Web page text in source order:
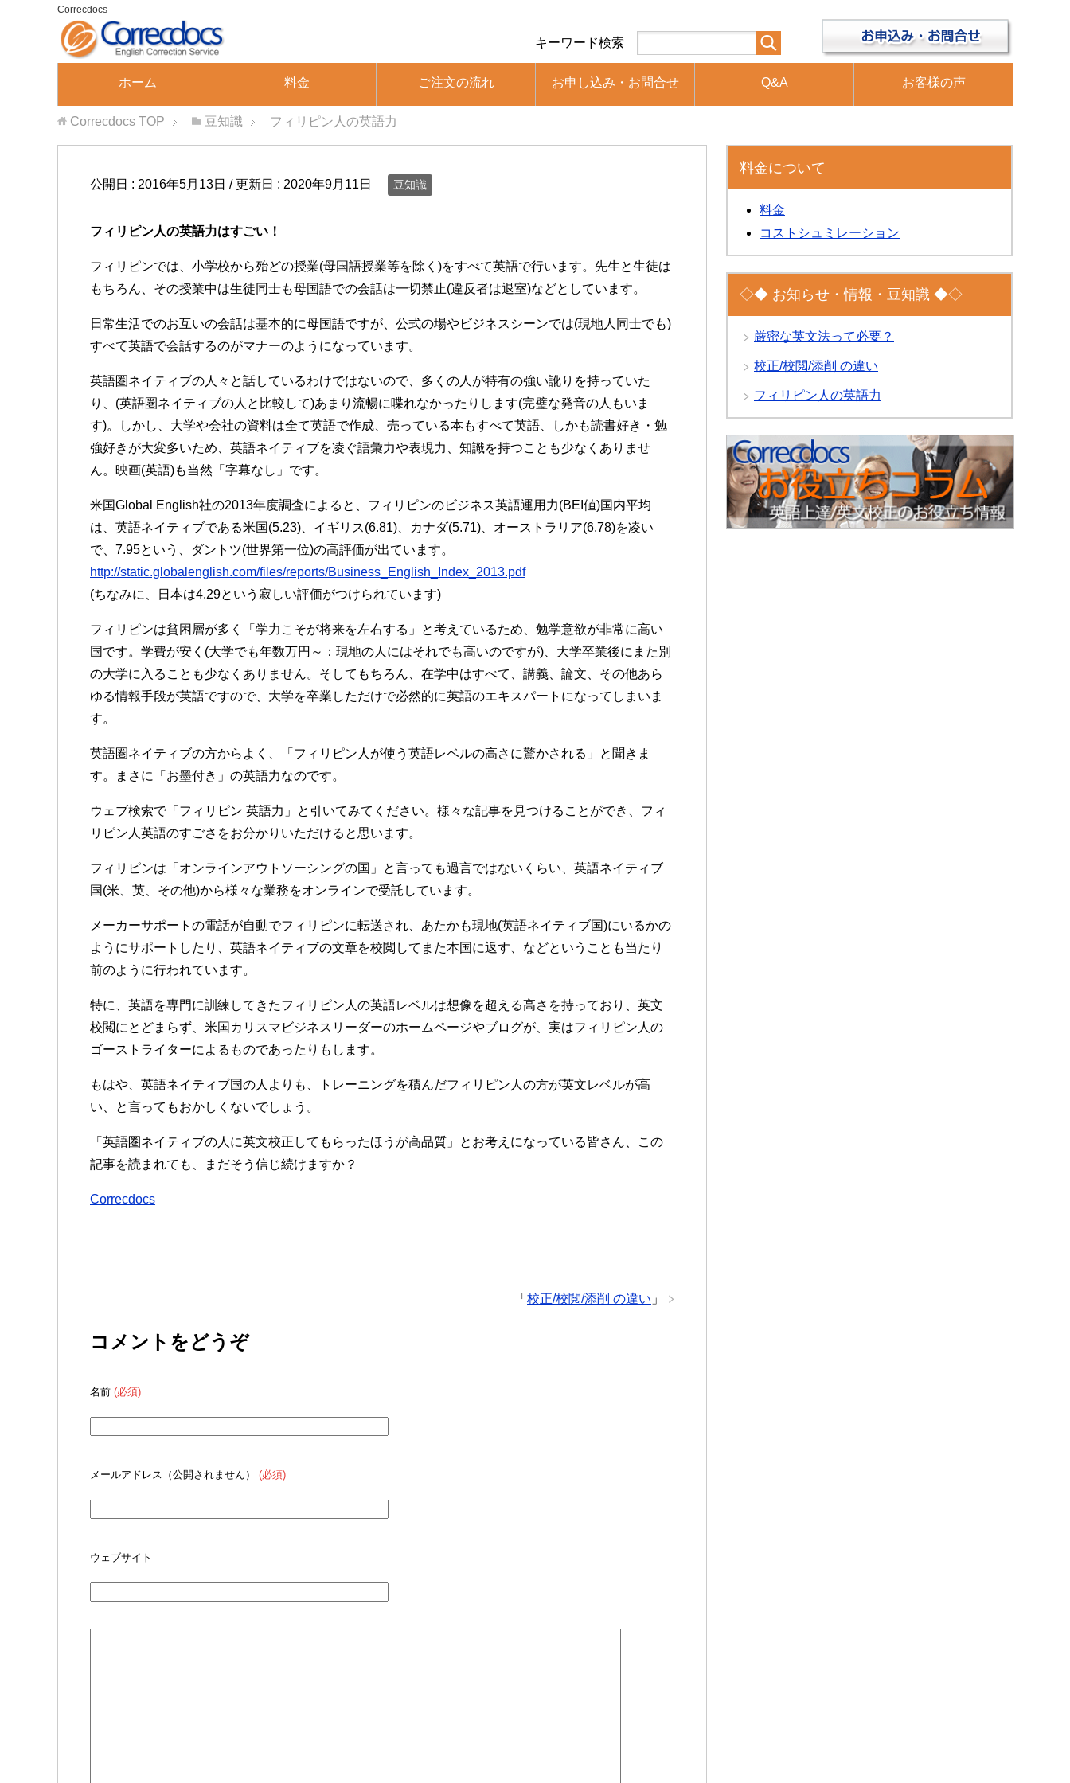
Correcdocs
キーワード検索
ホーム 料金 ご注文の流れ お申し込み・お問合せ Q&A お客様の声
Correcdocs TOP 豆知識 フィリピン人の英語力
公開日 : 2016年5月13日 / 更新日 : 2020年9月11日 豆知識
フィリピン人の英語力はすごい！
フィリピンでは、小学校から殆どの授業(母国語授業等を除く)をすべて英語で行います。先生と生徒は
もちろん、その授業中は生徒同士も母国語での会話は一切禁止(違反者は退室)などとしています。
日常生活でのお互いの会話は基本的に母国語ですが、公式の場やビジネスシーンでは(現地人同士でも)
すべて英語で会話するのがマナーのようになっています。
英語圏ネイティブの人々と話しているわけではないので、多くの人が特有の強い訛りを持っていた
り、(英語圏ネイティブの人と比較して)あまり流暢に喋れなかったりします(完璧な発音の人もいま
す)。しかし、大学や会社の資料は全て英語で作成、売っている本もすべて英語、しかも読書好き・勉
強好きが大変多いため、英語ネイティブを凌ぐ語彙力や表現力、知識を持つことも少なくありませ
ん。映画(英語)も当然「字幕なし」です。
米国Global English社の2013年度調査によると、フィリピンのビジネス英語運用力(BEI値)国内平均
は、英語ネイティブである米国(5.23)、イギリス(6.81)、カナダ(5.71)、オーストラリア(6.78)を凌い
で、7.95という、ダントツ(世界第一位)の高評価が出ています。
http://static.globalenglish.com/files/reports/Business_English_Index_2013.pdf
(ちなみに、日本は4.29という寂しい評価がつけられています)
フィリピンは貧困層が多く「学力こそが将来を左右する」と考えているため、勉学意欲が非常に高い
国です。学費が安く(大学でも年数万円～：現地の人にはそれでも高いのですが)、大学卒業後にまた別
の大学に入ることも少なくありません。そしてもちろん、在学中はすべて、講義、論文、その他あら
ゆる情報手段が英語ですので、大学を卒業しただけで必然的に英語のエキスパートになってしまいま
す。
英語圏ネイティブの方からよく、「フィリピン人が使う英語レベルの高さに驚かされる」と聞きま
す。まさに「お墨付き」の英語力なのです。
ウェブ検索で「フィリピン 英語力」と引いてみてください。様々な記事を見つけることができ、フィ
リピン人英語のすごさをお分かりいただけると思います。
フィリピンは「オンラインアウトソーシングの国」と言っても過言ではないくらい、英語ネイティブ
国(米、英、その他)から様々な業務をオンラインで受託しています。
メーカーサポートの電話が自動でフィリピンに転送され、あたかも現地(英語ネイティブ国)にいるかの
ようにサポートしたり、英語ネイティブの文章を校閲してまた本国に返す、などということも当たり
前のように行われています。
特に、英語を専門に訓練してきたフィリピン人の英語レベルは想像を超える高さを持っており、英文
校閲にとどまらず、米国カリスマビジネスリーダーのホームページやブログが、実はフィリピン人の
ゴーストライターによるものであったりもします。
もはや、英語ネイティブ国の人よりも、トレーニングを積んだフィリピン人の方が英文レベルが高
い、と言ってもおかしくないでしょう。
「英語圏ネイティブの人に英文校正してもらったほうが高品質」とお考えになっている皆さん、この
記事を読まれても、まだそう信じ続けますか？
Correcdocs
「 校正/校閲/添削 の違い 」
コメントをどうぞ
名前 (必須)
メールアドレス（公開されません） (必須)
ウェブサイト
料金について
料金
コストシュミレーション
◇◆ お知らせ・情報・豆知識 ◆◇
厳密な英文法って必要？
校正/校閲/添削 の違い
フィリピン人の英語力